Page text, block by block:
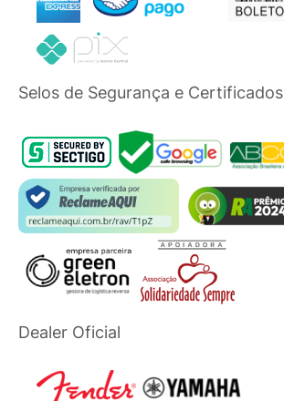
Selos de Segurança e Certificados
Dealer Oficial